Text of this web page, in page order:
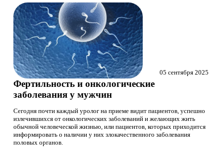
Фертильность и онкологические
заболевания у мужчин
Сегодня почти каждый уролог на приеме видит пациентов, успешно
излечившихся от онкологических заболеваний и желающих жить
обычной человеческой жизнью, или пациентов, которых приходится
информировать о наличии у них злокачественного заболевания
половых органов.
05 сентября 2025